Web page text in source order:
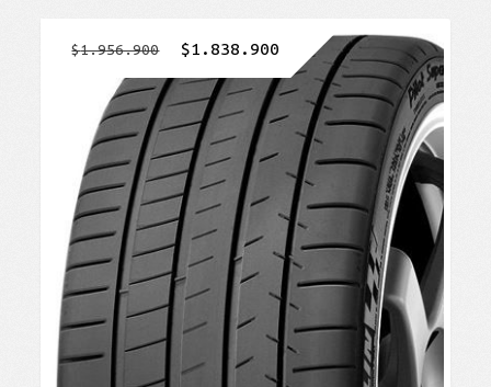
$1.956.900
El
precio
original
era:
$1.956.900.
$1.838.900
precio
actual
es:
$1.838.900.